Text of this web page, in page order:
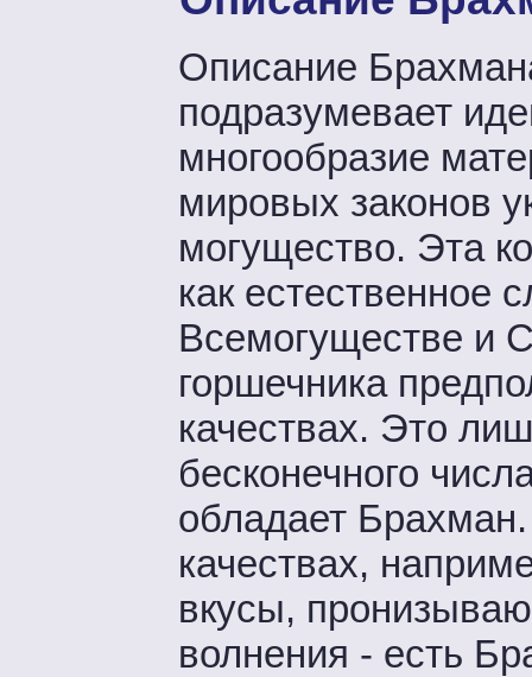
Описание
подразумевает
многообразие
мировых законов
могущество. Эта
как естественное
Всемогуществе и
горшечника
качествах. Это
бесконечного
обладает
качествах,
вкусы,
волнения - есть